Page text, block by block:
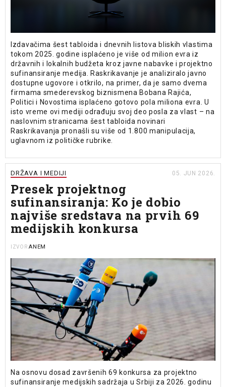
Izdavačima šest tabloida i dnevnih listova bliskih vlastima
tokom 2025. godine isplaćeno je više od milion evra iz
državnih i lokalnih budžeta kroz javne nabavke i projektno
sufinansiranje medija. Raskrikavanje je analiziralo javno
dostupne ugovore i otkrilo, na primer, da je samo dvema
firmama smederevskog biznismena Bobana Rajića,
Politici i Novostima isplaćeno gotovo pola miliona evra. U
isto vreme ovi mediji odrađuju svoj deo posla za vlast – na
naslovnim stranicama šest tabloida novinari
Raskrikavanja pronašli su više od 1.800 manipulacija,
uglavnom iz političke rubrike.
DRŽAVA I MEDIJI 05. JUN 2026.
Presek projektnog
sufinansiranja: Ko je dobio
najviše sredstava na prvih 69
medijskih konkursa
IZVOR ANEM
Na osnovu dosad završenih 69 konkursa za projektno
sufinansiranje medijskih sadržaja u Srbiji za 2026. godinu